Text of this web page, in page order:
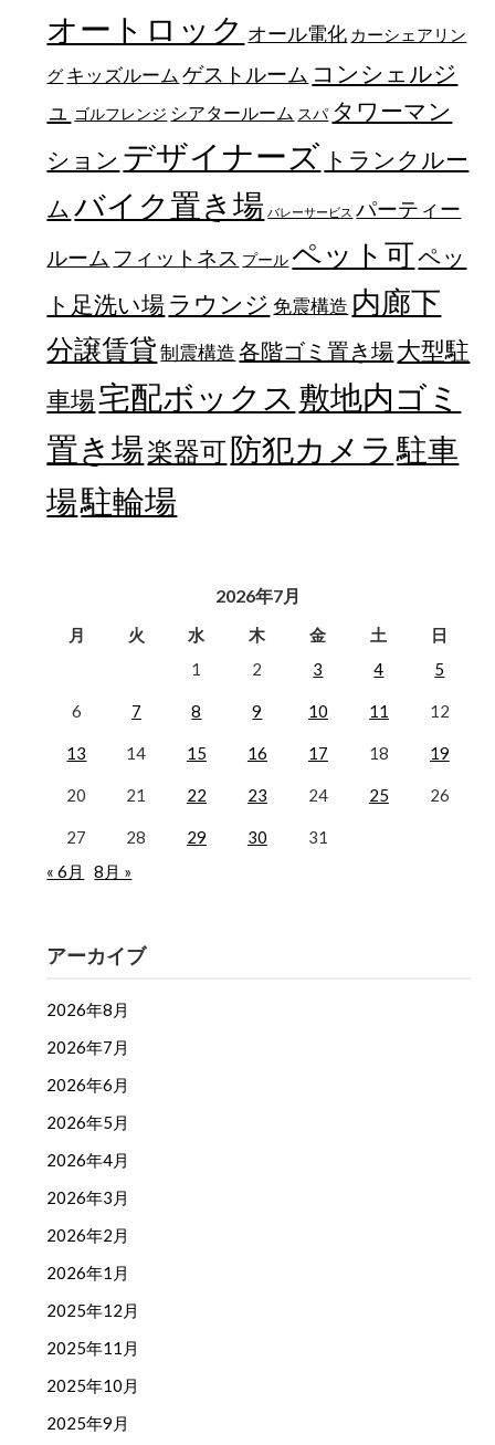
オートロック オール電化 カーシェアリン
グ キッズルーム ゲストルーム コンシェルジ
ュ
ゴルフレンジ シアタールーム スパ タワーマン
ション デザイナーズ トランクルー
ム バイク置き場 バレーサービス パーティー
ルーム フィットネス プール ペット可ペッ
ト足洗い場 ラウンジ 免震構造 内廊下
分譲賃貸 制震構造 各階ゴミ置き場大型駐
車場宅配ボックス 敷地内ゴミ
置き場楽器可防犯カメラ 駐車
場駐輪場
2026年7月
月 火 水 木 金 土
日
1
2 3 4 5
6 7 8 9 10 11 12
13 14 15 16 17 18 19
20 21 22 23 24 25 26
27 28 29 30
31
« 6月
8月 »
アーカイブ
2026年8月
2026年7月
2026年6月
2026年5月
2026年4月
2026年3月
2026年2月
2026年1月
2025年12月
2025年11月
2025年10月
2025年9月